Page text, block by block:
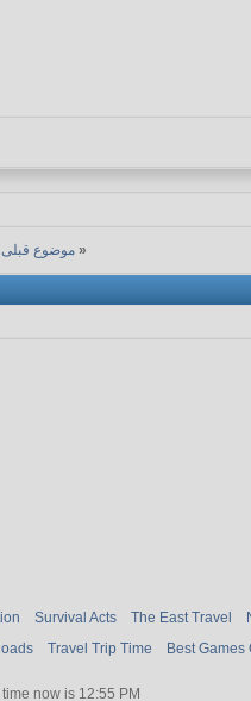
« موضوع قبلی
Survival Acts The East Travel
Travel Trip Time Best Games
now is 12:55 PM